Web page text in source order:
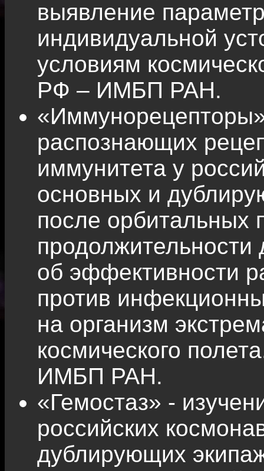
выявление
индивидуальной
условиям
РФ – ИМБП РАН.
распознающих
иммунитета у
основных и
после орбитальных
об эффективности
против
на организм
космического
ИМБП РАН.
«Гемостаз» -
российских
дублирующих